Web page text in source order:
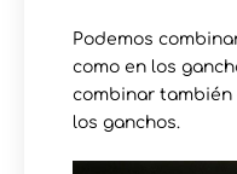
Podemos
como en los
combinar
los ganchos.